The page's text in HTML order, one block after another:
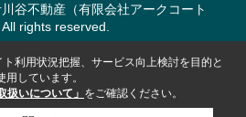
谷不動産（有限会社アークコート
rights reserved.
利用状況把握、サービス向上検討を目的と
しています。
扱いについて」 をご確認ください。